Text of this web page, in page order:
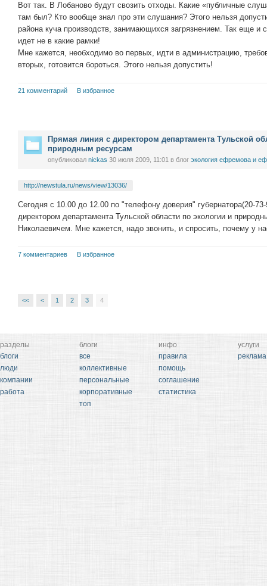
Вот так. В Лобаново будут свозить отходы. Какие «публичные
там был? Кто вообще знал про эти слушания? Этого нельзя
района куча производств, занимающихся загрязнением. Так еще и
идет не в какие рамки!
Мне кажется, необходимо во первых, идти в администрацию,
вторых, готовится бороться. Этого нельзя допустить!
21 комментарий В избранное
Прямая линия с директором департамента Тульской
природным ресурсам
опубликовал nickas 30 июля 2009, 11:01 в блог экология ефремова и
http://newstula.ru/news/view/13036/
Сегодня с 10.00 до 12.00 по "телефону доверия" губернатора(20-
директором департамента Тульской области по экологии и
Николаевичем. Мне кажется, надо звонить, и спросить, почему у
7 комментариев В избранное
<< < 1 2 3 4
разделы
блоги
люди
компании
работа
блоги
все
коллективные
персональные
корпоративные
топ
инфо
правила
помощь
соглашение
статистика
услуги
реклама